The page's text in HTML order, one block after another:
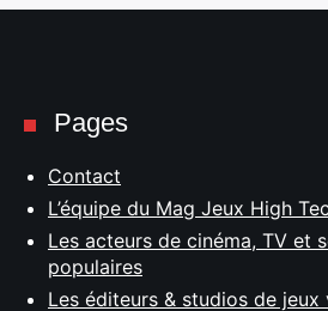
Pages
Contact
L’équipe du Mag Jeux High
Les acteurs de cinéma, TV et
populaires
Les éditeurs & studios de jeux